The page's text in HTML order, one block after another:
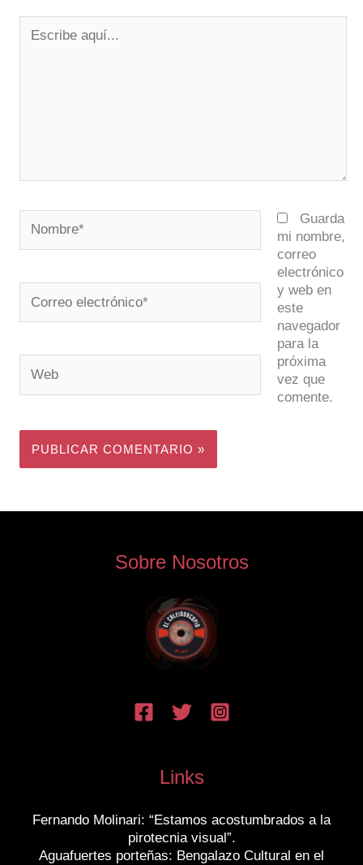
aquí...
electrónico*
Guarda
mi nombre,
correo
electrónico
y web en
este
navegador
para la
próxima
vez que
comente.
Sobre Nosotros
Links
Fernando Molinari: “Estamos acostumbrados a la
pirotecnia visual”.
Aguafuertes porteñas: Bengalazo Cultural en el